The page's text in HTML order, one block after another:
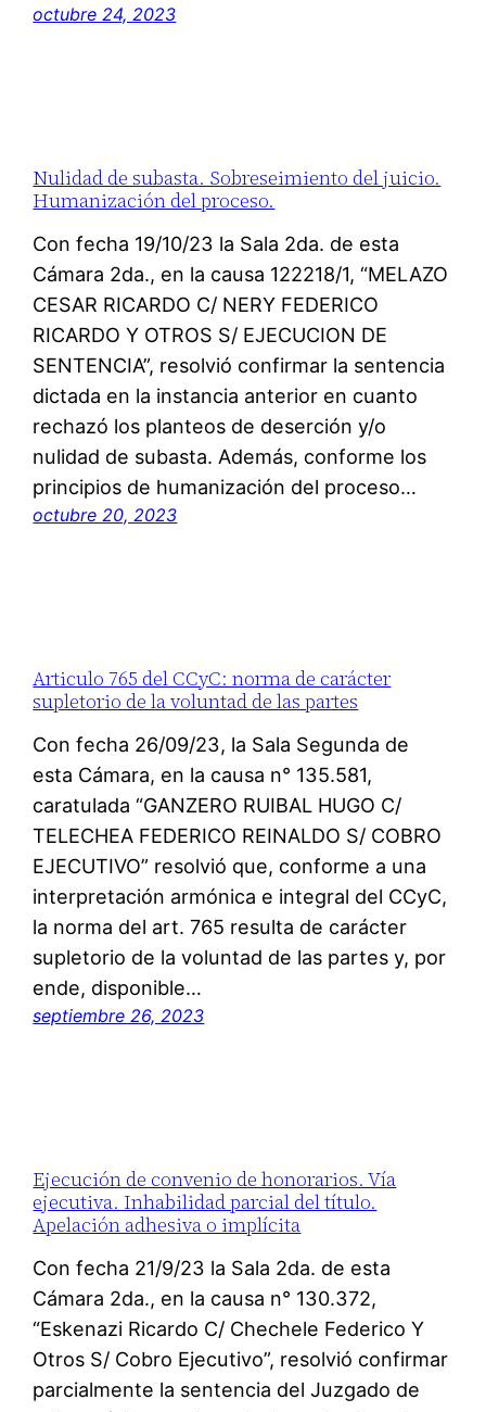
octubre 24, 2023
Nulidad de subasta. Sobreseimiento del juicio.
Humanización del proceso.
Con fecha 19/10/23 la Sala 2da. de esta
Cámara 2da., en la causa 122218/1, “MELAZO
CESAR RICARDO C/ NERY FEDERICO
RICARDO Y OTROS S/ EJECUCION DE
SENTENCIA”, resolvió confirmar la sentencia
dictada en la instancia anterior en cuanto
rechazó los planteos de deserción y/o
nulidad de subasta. Además, conforme los
principios de humanización del proceso…
octubre 20, 2023
Articulo 765 del CCyC: norma de carácter
supletorio de la voluntad de las partes
Con fecha 26/09/23, la Sala Segunda de
esta Cámara, en la causa n° 135.581,
caratulada “GANZERO RUIBAL HUGO C/
TELECHEA FEDERICO REINALDO S/ COBRO
EJECUTIVO” resolvió que, conforme a una
interpretación armónica e integral del CCyC,
la norma del art. 765 resulta de carácter
supletorio de la voluntad de las partes y, por
ende, disponible…
septiembre 26, 2023
Ejecución de convenio de honorarios. Vía
ejecutiva. Inhabilidad parcial del título.
Apelación adhesiva o implícita
Con fecha 21/9/23 la Sala 2da. de esta
Cámara 2da., en la causa n° 130.372,
“Eskenazi Ricardo C/ Chechele Federico Y
Otros S/ Cobro Ejecutivo”, resolvió confirmar
parcialmente la sentencia del Juzgado de